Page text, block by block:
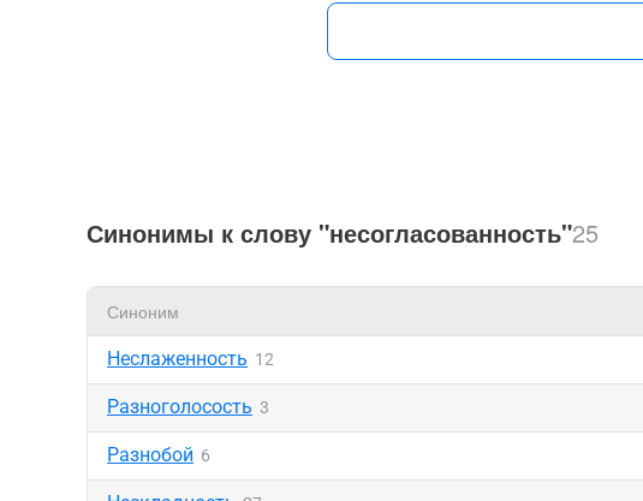
Синонимы к слову "несогласованность"25
Синоним
Неслаженность 12
Разноголосость 3
Разнобой 6